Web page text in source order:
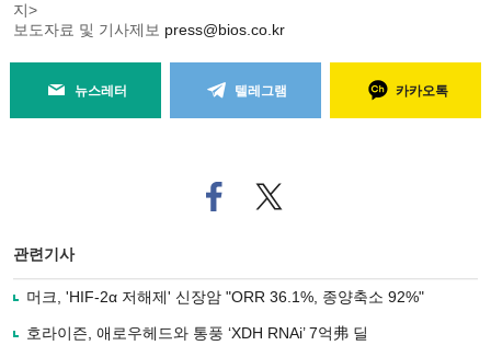
지>
보도자료 및 기사제보 press@bios.co.kr
뉴스레터 텔레그램 카카오톡
페
이
로
기
사
트위
터로
관련기사
머크, 'HIF-2α 저해제' 신장암 "ORR 36.1%, 종양축소 92%"
호라이즌, 애로우헤드와 통풍 ‘XDH RNAi’ 7억弗 딜